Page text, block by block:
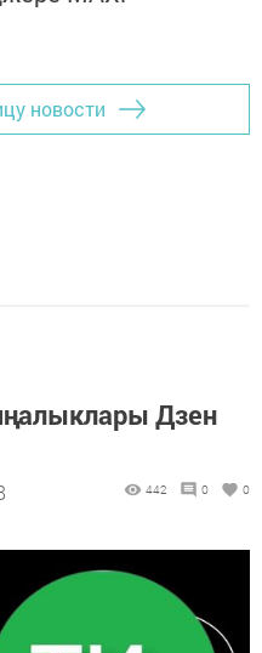
новости
Дзен
442 0 0